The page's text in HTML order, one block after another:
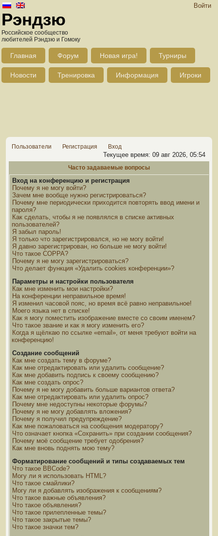
Войти
Рэндзю
Российское сообщество
любителей Рэндзю и Гомоку
Главная Форум Новая игра! Турниры
Новости Тренировка Информация Игроки
Пользователи Регистрация Вход
Текущее время: 09 авг 2026, 05:54
Часто задаваемые вопросы
Вход на конференцию и регистрация
Почему я не могу войти?
Зачем мне вообще нужно регистрироваться?
Почему мне периодически приходится повторять ввод имени и
пароля?
Как сделать, чтобы я не появлялся в списке активных
пользователей?
Я забыл пароль!
Я только что зарегистрировался, но не могу войти!
Я давно зарегистрирован, но больше не могу войти!
Что такое COPPA?
Почему я не могу зарегистрироваться?
Что делает функция «Удалить cookies конференции»?
Параметры и настройки пользователя
Как мне изменить мои настройки?
На конференции неправильное время!
Я изменил часовой пояс, но время всё равно неправильное!
Моего языка нет в списке!
Как я могу поместить изображение вместе со своим именем?
Что такое звание и как я могу изменить его?
Когда я щёлкаю по ссылке «email», от меня требуют войти на
конференцию!
Создание сообщений
Как мне создать тему в форуме?
Как мне отредактировать или удалить сообщение?
Как мне добавить подпись к своему сообщению?
Как мне создать опрос?
Почему я не могу добавить больше вариантов ответа?
Как мне отредактировать или удалить опрос?
Почему мне недоступны некоторые форумы?
Почему я не могу добавлять вложения?
Почему я получил предупреждение?
Как мне пожаловаться на сообщения модератору?
Что означает кнопка «Сохранить» при создании сообщения?
Почему моё сообщение требует одобрения?
Как мне вновь поднять мою тему?
Форматирование сообщений и типы создаваемых тем
Что такое BBCode?
Могу ли я использовать HTML?
Что такое смайлики?
Могу ли я добавлять изображения к сообщениям?
Что такое важные объявления?
Что такое объявления?
Что такое прилепленные темы?
Что такое закрытые темы?
Что такое значки тем?